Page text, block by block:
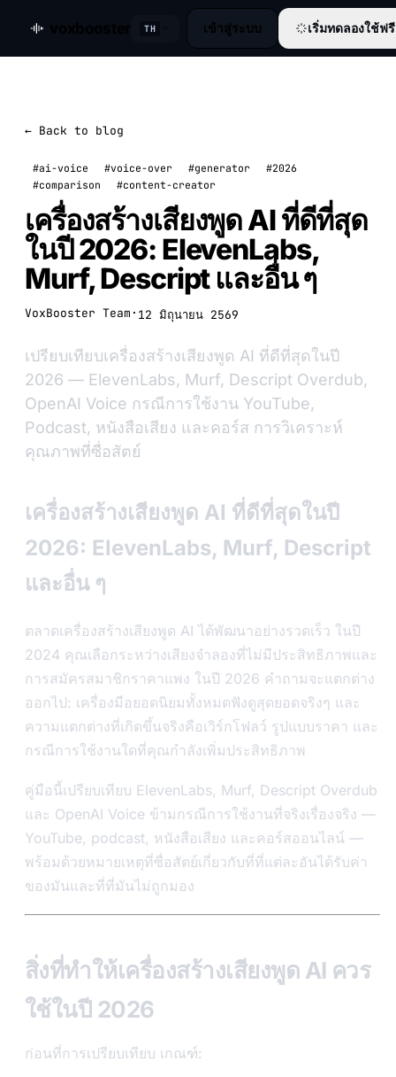
TH เข้าสู่ระบบ เริ่มทดลองใช้ฟรี
← Back to blog
#ai-voice #voice-over #generator
#2026
#comparison
#content-creator
เครื่องสร้างเสียงพูด AI ที่ดีที่สุด
ในปี 2026: ElevenLabs,
Murf, Descript และอื่น ๆ
VoxBooster Team · 12 มิถุนายน 2569
เปรียบเทียบเครื่องสร้างเสียงพูด AI ที่ดีที่สุดในปี
2026 — ElevenLabs, Murf, Descript Overdub,
OpenAI Voice กรณีการใช้งาน YouTube,
Podcast, หนังสือเสียง และคอร์ส การวิเคราะห์
คุณภาพที่ซื่อสัตย์
เครื่องสร้างเสียงพูด AI ที่ดีที่สุดในปี
2026: ElevenLabs, Murf, Descript
และอื่น ๆ
ตลาดเครื่องสร้างเสียงพูด AI ได้พัฒนาอย่างรวดเร็ว ในปี
2024 คุณเลือกระหว่างเสียงจำลองที่ไม่มีประสิทธิภาพและ
การสมัครสมาชิกราคาแพง ในปี 2026 คำถามจะแตกต่าง
ออกไป: เครื่องมือยอดนิยมทั้งหมดฟังดูสุดยอดจริงๆ และ
ความแตกต่างที่เกิดขึ้นจริงคือเวิร์กโฟลว์ รูปแบบราคา และ
กรณีการใช้งานใดที่คุณกำลังเพิ่มประสิทธิภาพ
คู่มือนี้เปรียบเทียบ ElevenLabs, Murf, Descript Overdub
และ OpenAI Voice ข้ามกรณีการใช้งานที่จริงเรื่องจริง —
YouTube, podcast, หนังสือเสียง และคอร์สออนไลน์ —
พร้อมด้วยหมายเหตุที่ซื่อสัตย์เกี่ยวกับที่ที่แต่ละอันได้รับค่า
ของมันและที่ที่มันไม่ถูกมอง
สิ่งที่ทำให้เครื่องสร้างเสียงพูด AI ควร
ใช้ในปี 2026
ก่อนที่การเปรียบเทียบ เกณฑ์: